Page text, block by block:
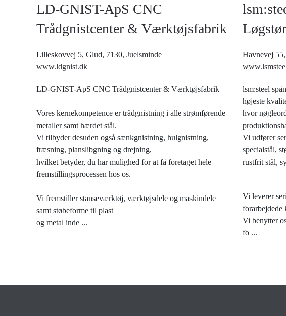
LD-GNIST-ApS CNC
Trådgnistcenter & Værktøjsfabrik
Lilleskovvej 5, Glud, 7130, Juelsminde
www.ldgnist.dk
LD-GNIST-ApS CNC Trådgnistcenter & Værktøjsfabrik
Vores kernekompetence er trådgnistning i alle strømførende
metaller samt hærdet stål.
Vi tilbyder desuden også sænkgnistning, hulgnistning,
fræsning, planslibgning og drejning,
hvilket betyder, du har mulighed for at få foretaget hele
fremstillingsprocessen hos os.
Vi fremstiller stanseværktøj, værktøjsdele og maskindele
samt støbeforme til plast
og metal inde ...
Løgstør
Havnevej
lsm:steel
højeste
hvor
Vi udfører
specialstål,
rustfrit stål,
Vi leverer
forarbejdede
Vi benytter
fo ...